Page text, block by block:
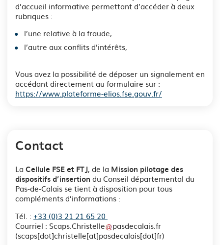
d’accueil informative permettant d’accéder à deux
rubriques :
l’une relative à la fraude,
l’autre aux conflits d’intérêts,
Vous avez la possibilité de déposer un signalement en
accédant directement au formulaire sur :
https://www.plateforme-elios.fse.gouv.fr/
Contact
La Cellule FSE et FTJ, de la Mission pilotage des
dispositifs d’insertion du Conseil départemental du
Pas-de-Calais se tient à disposition pour tous
compléments d’informations :
Tél. : +33 (0)3 21 21 65 20
Courriel : Scaps.Christelle pasdecalais.fr
(scaps[dot]christelle[at]pasdecalais[dot]fr)